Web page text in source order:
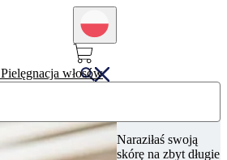
Pielęgnacja włosów
Naraziłaś swoją
skórę na zbyt długie